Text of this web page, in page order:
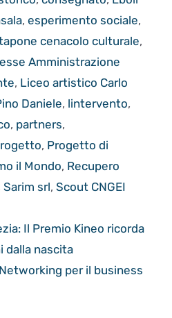
, esperimento sociale,
cenacolo culturale,
Amministrazione
, Liceo artistico Carlo
Daniele, lintervento,
, partners,
, Progetto di
il Mondo, Recupero
Sarim srl, Scout CNGEI
Il Premio Kineo ricorda
dalla nascita
per il business